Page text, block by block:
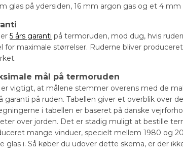
glas på ydersiden, 16 mm argon gas og et 4
er5 års garanti på termoruden, mod dug, hvis
for maximale størrelser. Ruderne bliver
mål på termoruden
vigtigt, at målene stemmer overens med de
garanti på ruden. Tabellen giver et overblik over
i tabellen er baseret på danske
over jorden. Det er stadig muligt at bestille
mange vinduer, specielt mellem 1980 og
glas i. Så køber du udover dette skema, er der